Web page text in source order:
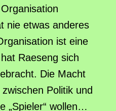
nie etwas anderes
ist eine
Raeseng sich
Die Macht
Politik und
„Spieler“ wollen…